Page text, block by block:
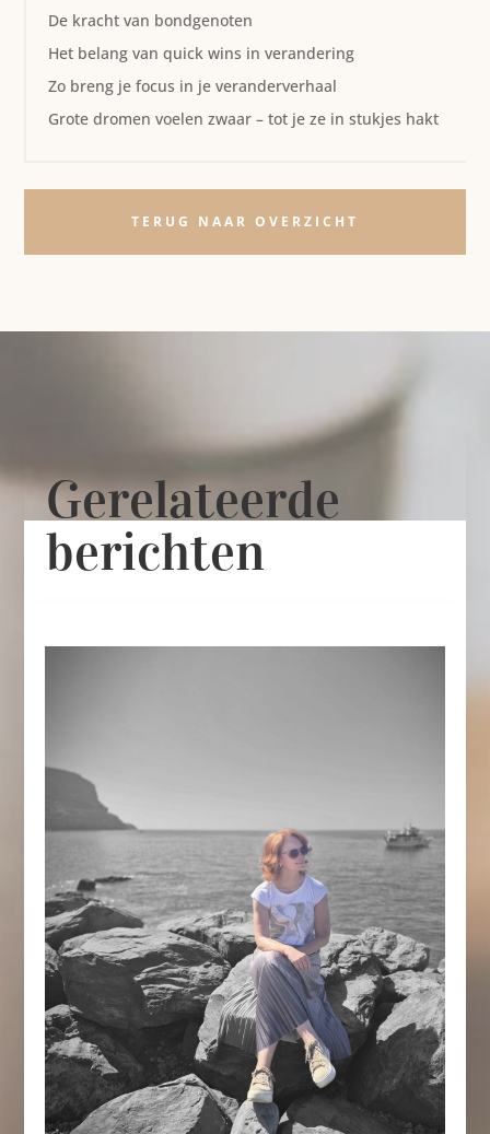
De kracht van bondgenoten
Het belang van quick wins in verandering
Zo breng je focus in je veranderverhaal
Grote dromen voelen zwaar – tot je ze in stukjes hakt
TERUG NAAR OVERZICHT
Gerelateerde
berichten